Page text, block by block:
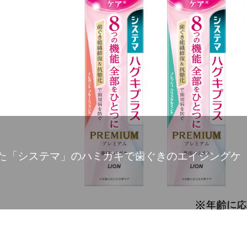
「システマ」のハミガキで歯ぐきのエイジングケ